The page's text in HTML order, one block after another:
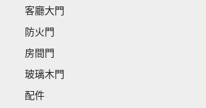
客廳大門
防火門
房間門
玻璃木門
配件